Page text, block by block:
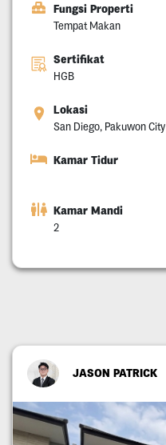
Fungsi Properti
Tempat Makan
Sertifikat
HGB
Lokasi
San Diego, Pakuwon City
Kamar Tidur
Kamar Mandi
2
JASON PATRICK